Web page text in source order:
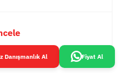
Danışmanlık Al Fiyat Al